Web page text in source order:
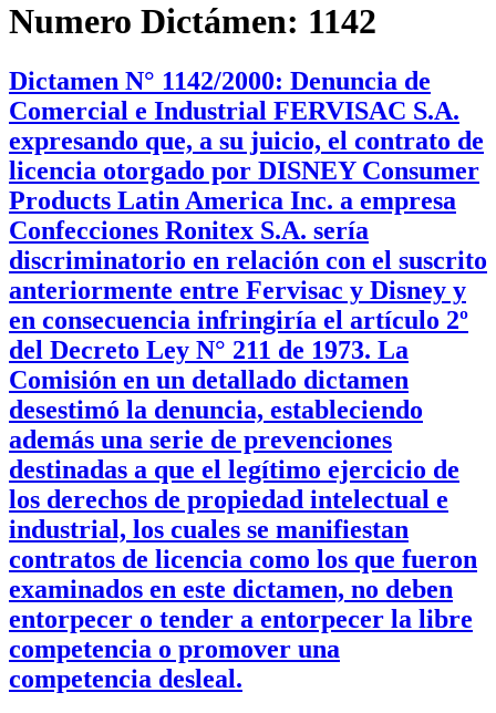
Numero Dictámen: 1142
Dictamen N° 1142/2000: Denuncia de
Comercial e Industrial FERVISAC S.A.
expresando que, a su juicio, el contrato de
licencia otorgado por DISNEY Consumer
Products Latin America Inc. a empresa
Confecciones Ronitex S.A. sería
discriminatorio en relación con el suscrito
anteriormente entre Fervisac y Disney y
en consecuencia infringiría el artículo 2º
del Decreto Ley N° 211 de 1973. La
Comisión en un detallado dictamen
desestimó la denuncia, estableciendo
además una serie de prevenciones
destinadas a que el legítimo ejercicio de
los derechos de propiedad intelectual e
industrial, los cuales se manifiestan
contratos de licencia como los que fueron
examinados en este dictamen, no deben
entorpecer o tender a entorpecer la libre
competencia o promover una
competencia desleal.